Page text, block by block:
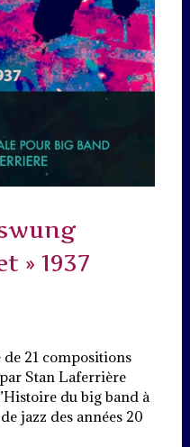
» 1937
21 compositions
Stan Laferrière
du big band à
jazz des années 20